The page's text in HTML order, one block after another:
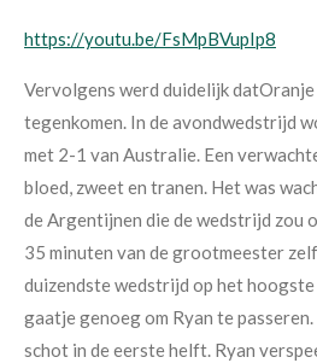
https://youtu.be/FsMpBVupIp8
Vervolgens werd duidelijk
tegenkomen. In de avondwedstrijd
met 2-1 van Australie. Een
bloed, zweet en tranen. Het was
de Argentijnen die dewedstrijd zou
35 minuten van de grootmeester
duizendste wedstrijd op hethoogste
gaatjegenoeg om Ryan te
schot in de eerste helft. Ryan